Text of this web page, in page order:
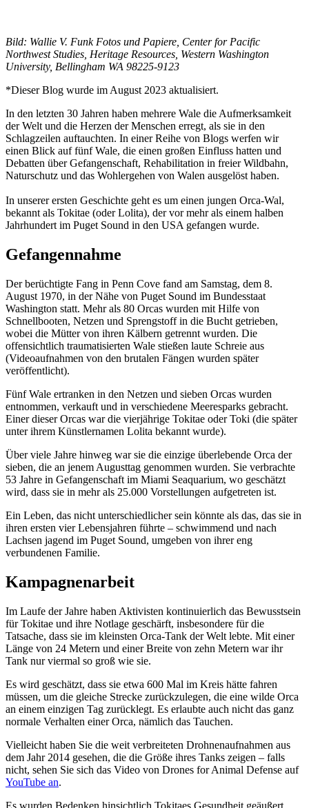
Bild: Wallie V. Funk Fotos und Papiere, Center for Pacific
Northwest Studies, Heritage Resources, Western Washington
University, Bellingham WA 98225-9123
*Dieser Blog wurde im August 2023 aktualisiert.
In den letzten 30 Jahren haben mehrere Wale die Aufmerksamkeit
der Welt und die Herzen der Menschen erregt, als sie in den
Schlagzeilen auftauchten. In einer Reihe von Blogs werfen wir
einen Blick auf fünf Wale, die einen großen Einfluss hatten und
Debatten über Gefangenschaft, Rehabilitation in freier Wildbahn,
Naturschutz und das Wohlergehen von Walen ausgelöst haben.
In unserer ersten Geschichte geht es um einen jungen Orca-Wal,
bekannt als Tokitae (oder Lolita), der vor mehr als einem halben
Jahrhundert im Puget Sound in den USA gefangen wurde.
Gefangennahme
Der berüchtigte Fang in Penn Cove fand am Samstag, dem 8.
August 1970, in der Nähe von Puget Sound im Bundesstaat
Washington statt. Mehr als 80 Orcas wurden mit Hilfe von
Schnellbooten, Netzen und Sprengstoff in die Bucht getrieben,
wobei die Mütter von ihren Kälbern getrennt wurden. Die
offensichtlich traumatisierten Wale stießen laute Schreie aus
(Videoaufnahmen von den brutalen Fängen wurden später
veröffentlicht).
Fünf Wale ertranken in den Netzen und sieben Orcas wurden
entnommen, verkauft und in verschiedene Meeresparks gebracht.
Einer dieser Orcas war die vierjährige Tokitae oder Toki (die später
unter ihrem Künstlernamen Lolita bekannt wurde).
Über viele Jahre hinweg war sie die einzige überlebende Orca der
sieben, die an jenem Augusttag genommen wurden. Sie verbrachte
53 Jahre in Gefangenschaft im Miami Seaquarium, wo geschätzt
wird, dass sie in mehr als 25.000 Vorstellungen aufgetreten ist.
Ein Leben, das nicht unterschiedlicher sein könnte als das, das sie in
ihren ersten vier Lebensjahren führte – schwimmend und nach
Lachsen jagend im Puget Sound, umgeben von ihrer eng
verbundenen Familie.
Kampagnenarbeit
Im Laufe der Jahre haben Aktivisten kontinuierlich das Bewusstsein
für Tokitae und ihre Notlage geschärft, insbesondere für die
Tatsache, dass sie im kleinsten Orca-Tank der Welt lebte. Mit einer
Länge von 24 Metern und einer Breite von zehn Metern war ihr
Tank nur viermal so groß wie sie.
Es wird geschätzt, dass sie etwa 600 Mal im Kreis hätte fahren
müssen, um die gleiche Strecke zurückzulegen, die eine wilde Orca
an einem einzigen Tag zurücklegt. Es erlaubte auch nicht das ganz
normale Verhalten einer Orca, nämlich das Tauchen.
Vielleicht haben Sie die weit verbreiteten Drohnenaufnahmen aus
dem Jahr 2014 gesehen, die die Größe ihres Tanks zeigen – falls
nicht, sehen Sie sich das Video von Drones for Animal Defense auf
YouTube an.
Es wurden Bedenken hinsichtlich Tokitaes Gesundheit geäußert,